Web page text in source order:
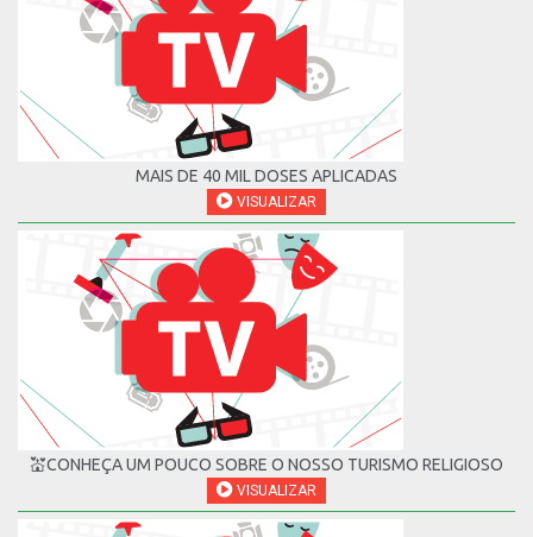
MAIS DE 40 MIL DOSES APLICADAS
VISUALIZAR
💒CONHEÇA UM POUCO SOBRE O NOSSO TURISMO RELIGIOSO
VISUALIZAR